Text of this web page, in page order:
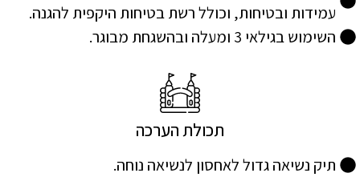
עמידות ובטיחות, וכולל רשת בטיחות היקפית להגנה.
השימוש בגילאי 3 ומעלה ובהשגחת מבוגר.
תכולת הערכה
תיק נשיאה גדול לאחסון לנשיאה נוחה.